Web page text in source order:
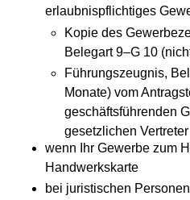
erlaubnispflichtiges
Kopie des
Belegart 9–G 10
Führungszeugnis,
Monate) vom
geschäftsführenden
gesetzlichen Vertreter
wenn Ihr Gewerbe zum
Handwerkskarte
bei juristischen